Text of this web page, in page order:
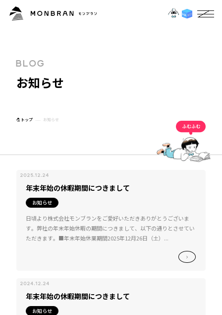
B LOG
お知らせ
トップ お知らせ
2025.12.24
年末年始の休暇期間につきまして
お知らせ
日頃より株式会社モンブランをご愛好いただきありがとうございま
す。弊社の年末年始休暇の期間につきまして、以下の通りとさせてい
ただきます。■年末年始休業期間2025年12月26日（土）...
2024.12.24
年末年始の休暇期間につきまして
お知らせ